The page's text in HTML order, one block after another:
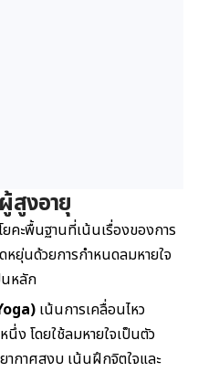
สูงอายุ
ยคะพื้นฐานที่เน้นเรื่องของการ
หยุ่นด้วยการกำหนดลมหายใจ
นหลัก
เน้นการเคลื่อนไหว
ง โดยใช้ลมหายใจเป็นตัว
กาศสงบ เน้นฝึกจิตใจและ